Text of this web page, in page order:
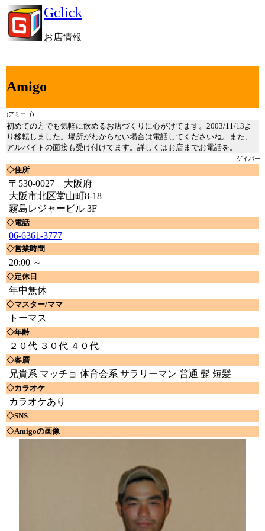
Gclick
お店情報
Amigo
(アミーゴ)
初めての方でも気軽に飲めるお店づくりに心がけてます。2003/11/13よ
り移転しました。場所がわからない場合は電話してくださいね。また、
アルバイトの面接も受け付けてます。詳しくはお店までお電話を。
ゲイバー
◇住所
〒530-0027 大阪府
大阪市北区堂山町8-18
霧島レジャービル 3F
◇電話
06-6361-3777
◇営業時間
20:00 ～
◇定休日
年中無休
◇マスター/ママ
トーマス
◇年齢
２０代 ３０代 ４０代
◇客層
兄貴系 マッチョ 体育会系 サラリーマン 普通 髭 短髪
◇カラオケ
カラオケあり
◇SNS
◇Amigoの画像